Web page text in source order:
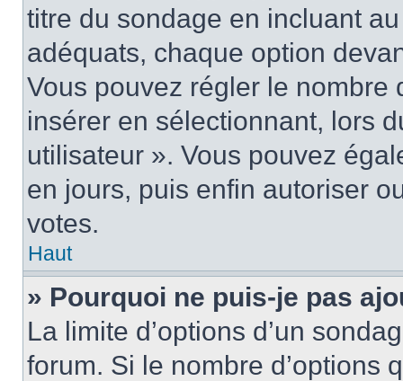
titre du sondage en incluant
adéquats, chaque option
Vous pouvez régler le nombre
insérer en sélectionnant, lors
utilisateur ». Vous pouvez
en jours, puis enfin autoriser
votes.
Haut
» Pourquoi ne puis-je pas
La limite d’options d’un
forum. Si le nombre d’options